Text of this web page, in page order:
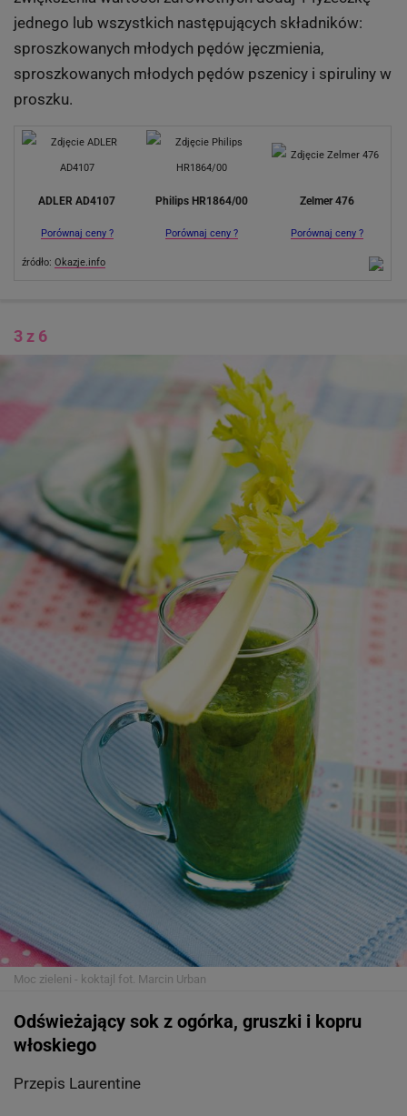
jednego lub wszystkich następujących składników:
sproszkowanych młodych pędów jęczmienia,
sproszkowanych młodych pędów pszenicy i spiruliny w
proszku.
ADLER AD4107 Philips HR1864/00 Zelmer 476
Porównaj ceny ? Porównaj ceny ? Porównaj ceny ?
źródło: Okazje.info
3 z 6
Moc zieleni - koktajl fot. Marcin Urban
Odświeżający sok z ogórka, gruszki i kopru
włoskiego
Przepis Laurentine